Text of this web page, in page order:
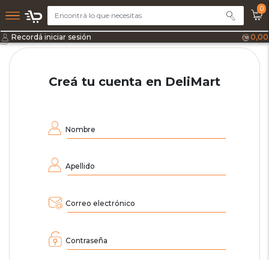
0
Recordá iniciar sesión 0,00
Creá tu cuenta en DeliMart
Nombre
Apellido
Correo electrónico
Contraseña